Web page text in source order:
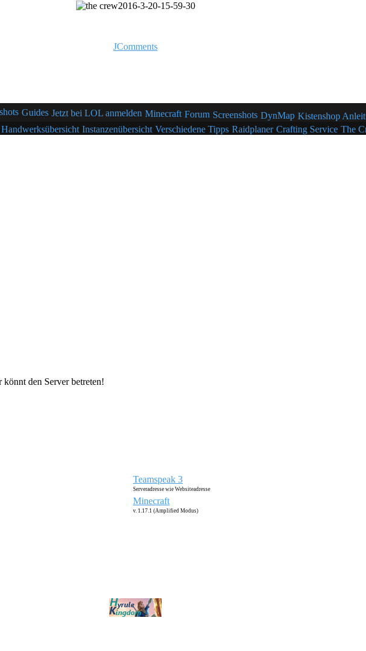
JComments
Guides Jetzt bei LOL anmelden Minecraft Forum Screenshots DynMap Kistenshop
Handwerksübersicht Instanzenübersicht Verschiedene Tipps Raidplaner Crafting Service The
den Server betreten!
Teamspeak 3
Serveradresse wie Websiteadresse
Minecraft
v. 1.17.1 (Amplified Modus)